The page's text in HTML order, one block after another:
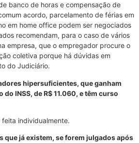
banco de horas e compensação de
acordo, parcelamento de férias em
em home office podem ser negociados
recomendam, para o caso de vários
empresa, que o empregador procure o
coletiva porque há dúvidas em
do Judiciário.
hipersuficientes, que ganham
INSS, de R$ 11.060, e têm curso
individualmente.
que já existem, se forem julgados após